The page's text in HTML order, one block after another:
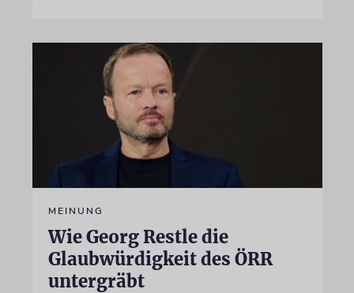
MEINUNG
Wie Georg Restle die
Glaubwürdigkeit des ÖRR
untergräbt